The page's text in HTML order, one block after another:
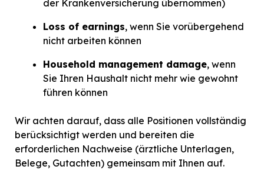
der Krankenversicherung übernommen)
Loss of earnings, wenn Sie vorübergehend
nicht arbeiten können
Household management damage, wenn
Sie Ihren Haushalt nicht mehr wie gewohnt
führen können
Wir achten darauf, dass alle Positionen vollständig
berücksichtigt werden und bereiten die
erforderlichen Nachweise (ärztliche Unterlagen,
Belege, Gutachten) gemeinsam mit Ihnen auf.